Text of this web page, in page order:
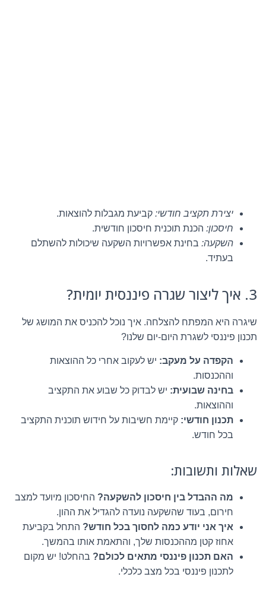
יצירת תקציב חודשי: קביעת מגבלות להוצאות.
חיסכון: הכנת תוכנית חיסכון חודשית.
השקעה: בחינת אפשרויות השקעה שיכולות להשתלם
בעתיד.
3. איך ליצור שגרה פיננסית יומית?
שיגרה היא המפתח להצלחה. איך נוכל להכניס את המושג של
תכנון פיננסי לשגרת היום-יום שלנו?
הקפדה על מעקב: יש לעקוב אחרי כל ההוצאות
וההכנסות.
בחינה שבועית: יש לבדוק כל שבוע את התקציב
וההוצאות.
תכנון חודשי: קיימת חשיבות על חידוש תוכנית התקציב
בכל חודש.
שאלות ותשובות:
מה ההבדל בין חיסכון להשקעה? החיסכון מיועד למצב
חירום, בעוד שהשקעה נועדה להגדיל את ההון.
איך אני יודע כמה לחסוך בכל חודש? התחל בקביעת
אחוז קטן מההכנסות שלך, והתאמת אותו בהמשך.
האם תכנון פיננסי מתאים לכולם? בהחלט! יש מקום
לתכנון פיננסי בכל מצב כלכלי.